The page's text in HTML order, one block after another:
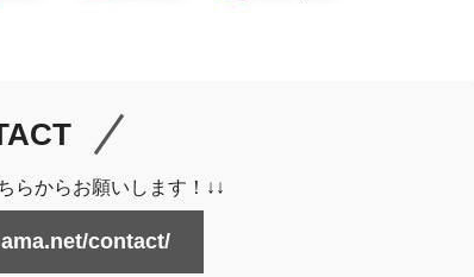
らからお願いします！↓↓
contact/